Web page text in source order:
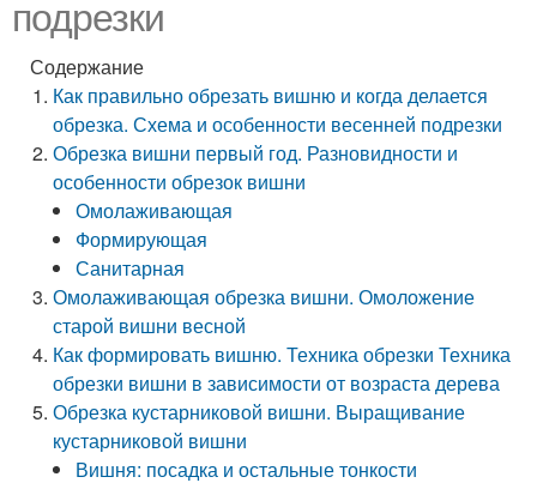
подрезки
Содержание
Как правильно обрезать вишню и когда делается
обрезка. Схема и особенности весенней подрезки
Обрезка вишни первый год. Разновидности и
особенности обрезок вишни
Омолаживающая
Формирующая
Санитарная
Омолаживающая обрезка вишни. Омоложение
старой вишни весной
Как формировать вишню. Техника обрезки Техника
обрезки вишни в зависимости от возраста дерева
Обрезка кустарниковой вишни. Выращивание
кустарниковой вишни
Вишня: посадка и остальные тонкости